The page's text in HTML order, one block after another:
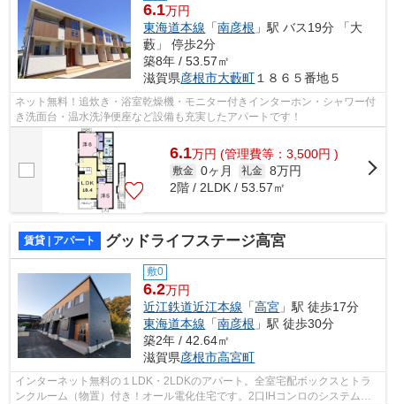
6.1万円
東海道本線 「南彦根 」駅 バス19分 「大
藪」 停歩2分
築8年 / 53.57㎡
滋賀県彦根市大藪町１８６５番地５
ネット無料！追炊き・浴室乾燥機・モニター付きインターホン・シャワー付
き洗面台・温水洗浄便座など設備も充実したアパートです！
6.1万円 (管理費等：3,500円 )
敷金 0ヶ月 礼金 8万円
2階 / 2LDK / 53.57㎡
賃貸 | アパート グッドライフステージ高宮
敷0
6.2万円
近江鉄道近江本線 「高宮 」駅 徒歩17分
東海道本線 「南彦根 」駅 徒歩30分
築2年 / 42.64㎡
滋賀県彦根市高宮町
インターネット無料の１LDK・2LDKのアパート。全室宅配ボックスとトラ
ンクルーム（物置）付き！オール電化住宅です。2口IHコンロのシステムキ